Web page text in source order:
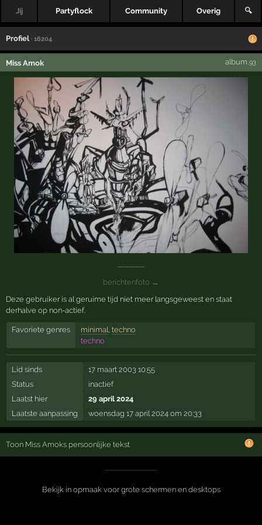
Jij Partyflock Community Overig 🔍
Profiel · 16204
Miss Amok album ,93
.......................
berichtenfoto →
Deze gebruiker is al geruime tijd niet meer langsgeweest en staat
derhalve op non-actief.
Favoriete genres minimal, techno
techno
Lid sinds
17 maart 2003 10:55
Status
inactief
Laatst hier
29 april 2024
Laatste aanpassing
woensdag 17 april 2024 om 20:33
Toon Miss Amoks persoonlijke tekst
Bekijk in opmaak voor grote schermen en desktops